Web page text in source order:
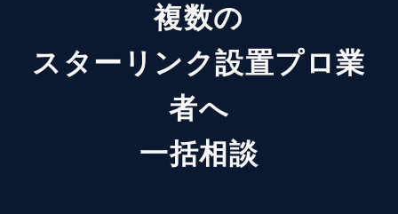
複数の
スターリンク設置プロ業
者へ
一括相談